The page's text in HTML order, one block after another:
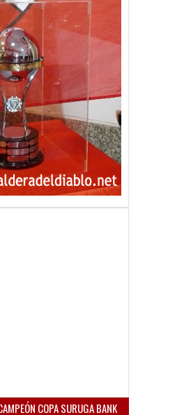
COPA SURUGA BANK